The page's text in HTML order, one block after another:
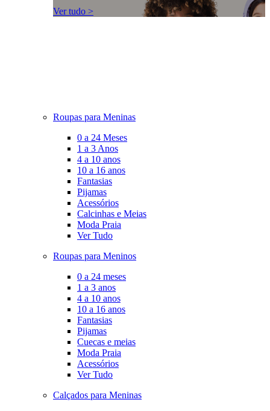
Ver tudo >
Roupas para Meninas
0 a 24 Meses
1 a 3 Anos
4 a 10 anos
10 a 16 anos
Fantasias
Pijamas
Acessórios
Calcinhas e Meias
Moda Praia
Ver Tudo
Roupas para Meninos
0 a 24 meses
1 a 3 anos
4 a 10 anos
10 a 16 anos
Fantasias
Pijamas
Cuecas e meias
Moda Praia
Acessórios
Ver Tudo
Calçados para Meninas